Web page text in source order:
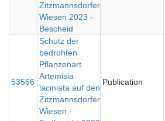
Zitzmannsdorfer
Wiesen 2023 -
Bescheid
53566
Schutz der
bedrohten
Pflanzenart
Artemisia
laciniata auf den
Zitzmannsdorfer
Wiesen -
Publication